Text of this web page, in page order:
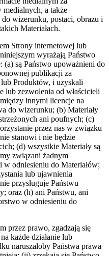
medialnych, a także
wizerunku, postaci, obrazu i
Materiałach.
Strony internetowej lub
wyrażają Państwo
(a) są Państwo upoważnieni do
publikacji za
Produktów, i uzyskali
lub zezwolenia od właścicieli
innymi licencje na
do wizerunku; (b) Materiały
ani poufnych; (c)
przez nas w związku
stanowi i nie będzie
(d) wszystkie Materiały są
związani żadnym
odniesieniu do Materiałów;
lub ujawnienia
przysługuje Państwu
oraz (h) ani Państwu, ani
w odniesieniu do
przez prawo, zgadzają się
każde działanie lub
naruszałoby Państwa prawa